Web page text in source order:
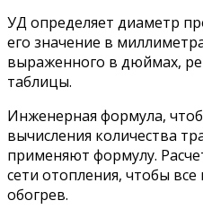
УД определяет диаметр
его значение в
выраженного в дюймах,
таблицы.
Инженерная формула,
вычисления количества
применяют формулу.
сети отопления, чтобы
обогрев.